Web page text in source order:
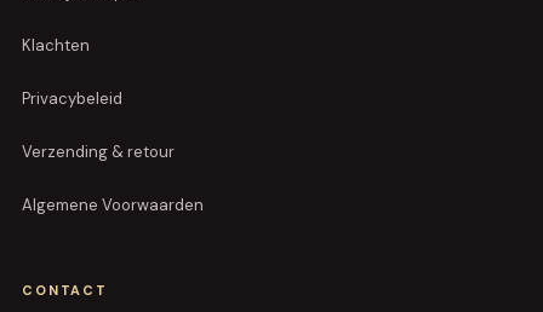
Klachten
Privacybeleid
Verzending & retour
Algemene Voorwaarden
CONTACT